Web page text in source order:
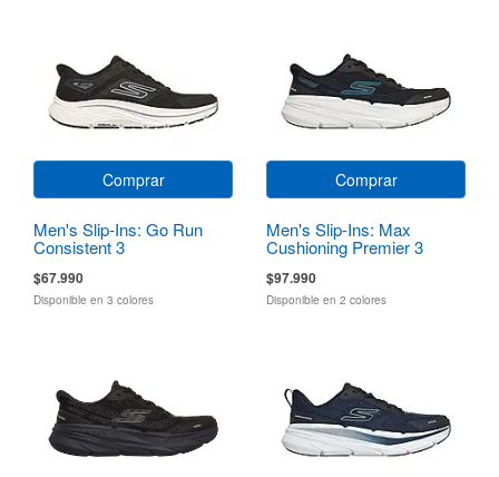
Comprar
Men's Slip-Ins: Go Run
Consistent 3
$67.990
Disponible en 3 colores
Comprar
Men's Slip-Ins: Max
Cushioning Premier 3
$97.990
Disponible en 2 colores